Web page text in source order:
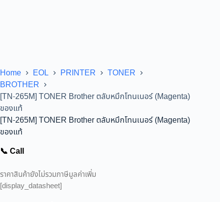
Home EOL PRINTER
TONER
BROTHER
[TN-265M] TONER Brother ตลับหมึกโทนเนอร์ (Magenta)
ของแท้
[TN-265M] TONER Brother ตลับหมึกโทนเนอร์ (Magenta)
ของแท้
📞 Call
ราคาสินค้ายังไม่รวมภาษีมูลค่าเพิ่ม
[display_datasheet]